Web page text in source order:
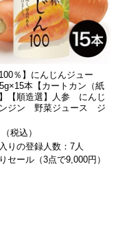
100％】にんじんジュー
本【カートカン（紙
【順造選】人参 にんじ
ジン 野菜ジュース ジ
税込）
りの登録人数：7人
セール（3点で9,000円）